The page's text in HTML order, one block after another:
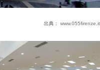
出典： www.055firenze.it